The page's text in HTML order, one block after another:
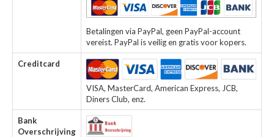
Betalingen via PayPal, geen PayPal-account
vereist. PayPal is veilig en gratis voor kopers.
Creditcard
VISA, MasterCard, American Express, JCB,
Diners Club, enz.
Bank
Overschrijving